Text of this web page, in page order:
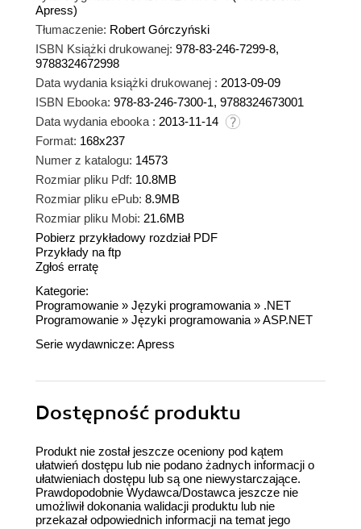
Apress)
Tłumaczenie: Robert Górczyński
ISBN Książki drukowanej: 978-83-246-7299-8,
9788324672998
Data wydania książki drukowanej : 2013-09-09
ISBN Ebooka: 978-83-246-7300-1, 9788324673001
Data wydania ebooka : 2013-11-14
Format: 168x237
Numer z katalogu: 14573
Rozmiar pliku Pdf: 10.8MB
Rozmiar pliku ePub: 8.9MB
Rozmiar pliku Mobi: 21.6MB
Pobierz przykładowy rozdział PDF
Przykłady na ftp
Zgłoś erratę
Kategorie:
Programowanie » Języki programowania » .NET
Programowanie » Języki programowania »ASP.NET
Serie wydawnicze: Apress
Dostępność produktu
Produkt nie został jeszcze oceniony pod kątem
ułatwień dostępu lub nie podano żadnych informacji o
ułatwieniach dostępu lub są one niewystarczające.
Prawdopodobnie Wydawca/Dostawca jeszcze nie
umożliwił dokonania walidacji produktu lub nie
przekazał odpowiednich informacji na temat jego